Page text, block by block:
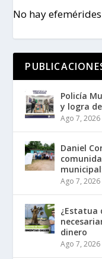
No hay
Policía
y logra
Ago 7, 2026
Daniel
Ago 7, 2026
¿Estatua
dinero
Ago 7, 2026